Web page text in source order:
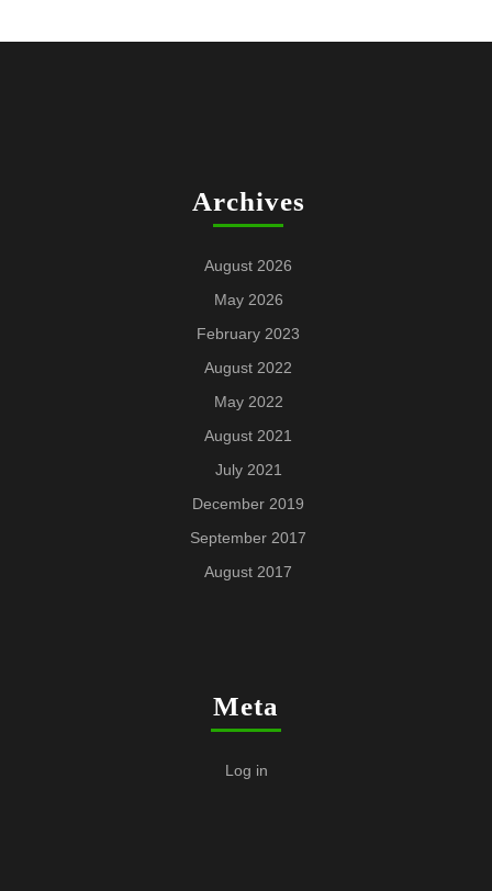
Archives
August 2026
May 2026
February 2023
August 2022
May 2022
August 2021
July 2021
December 2019
September 2017
August 2017
Meta
Log in